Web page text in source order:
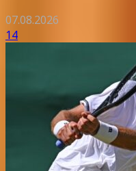
07.08.2026
14